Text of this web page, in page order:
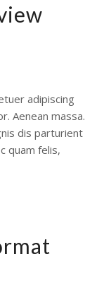
adipiscing
Aenean massa.
dis parturient
quam felis,